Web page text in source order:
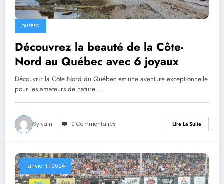
QUÉBEC
Découvrez la beauté de la Côte-
Nord au Québec avec 6 joyaux
Découvrir la Côte Nord du Québec est une aventure exceptionnelle
pour les amateurs de nature…
Sylvain 0 Commentaires Lire La Suite
janvier 11, 2024